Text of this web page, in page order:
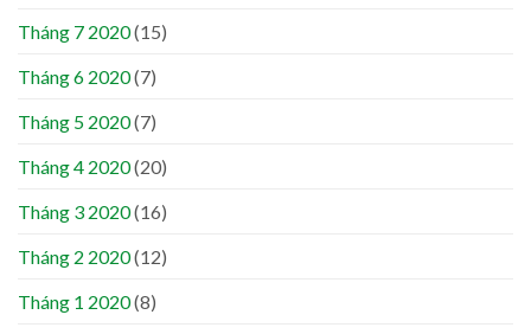
Tháng 7 2020(15)
Tháng 6 2020(7)
Tháng 5 2020(7)
Tháng 4 2020(20)
Tháng 3 2020(16)
Tháng 2 2020(12)
Tháng 1 2020(8)